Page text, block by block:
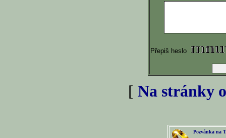
Přepiš heslo
[ Na stránky
Pozvánka na